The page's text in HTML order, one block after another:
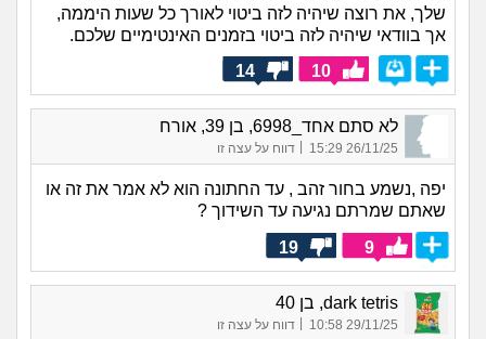
שלך, את רוצה שיהיה לזה ביטוי לאורך כל שעות היממה,
אך בוודאי שיהיה לזה ביטוי בזמנים האינטימיים שלכם.
10
14
לא סתם אחד_6998, בן 39, אורח
26/11/25 15:29 דווח על עצה זו
יפה ,נשמע בחור זהב , עד החתונה הוא לא אמר את זה או
שאתם שמרתם נגיעה עד השידוך ?
9
19
dark tetris, בן 40
29/11/25 10:58
| דווח על עצה זו